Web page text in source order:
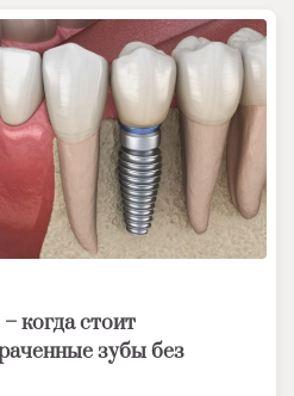
когда стоит
зубы без